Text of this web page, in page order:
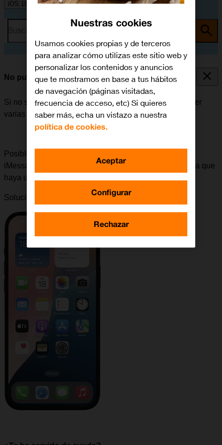
iOS 18
No puedo enviar ni recibir iMessages
Si no se puede enviar ni recibir iMessages, puede haber
varias causas posibles al problema.
Posible causa 3 de 4:
iMessages a un número determinado, se puede deber a que
haya un fallo en el dispositivo del destinatario.
Solución: Intentar enviar un iMessage a otro número.
Nuestras cookies
Usamos cookies propias y de terceros
para analizar cómo utilizas este sitio web y
personalizar los contenidos y anuncios
que te mostramos en base a tus hábitos
de navegación (páginas visitadas,
frecuencia de acceso, etc) Si quieres
saber más, echa un vistazo a nuestra
política de cookies.
Configurar
Rechazar
Aceptar